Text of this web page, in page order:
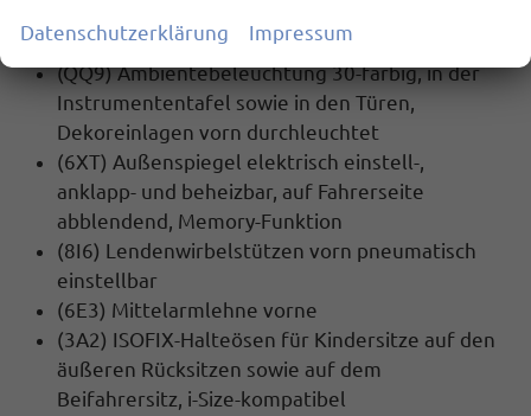
INNENAUSSTATTUNG UND KOMFORT:
(QQ9) Ambientebeleuchtung 30-farbig, in der
Instrumententafel sowie in den Türen,
Dekoreinlagen vorn durchleuchtet
(6XT) Außenspiegel elektrisch einstell-,
anklapp- und beheizbar, auf Fahrerseite
abblendend, Memory-Funktion
(8I6) Lendenwirbelstützen vorn pneumatisch
einstellbar
(6E3) Mittelarmlehne vorne
(3A2) ISOFIX-Halteösen für Kindersitze auf den
äußeren Rücksitzen sowie auf dem
Beifahrersitz, i-Size-kompatibel
Datenschutzerklärung Impressum